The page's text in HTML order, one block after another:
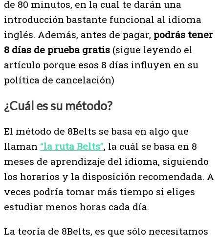
de 80 minutos, en la cual te darán una
introducción bastante funcional al idioma
inglés. Además, antes de pagar, podrás tener
8 días de prueba gratis (sigue leyendo el
artículo porque esos 8 días influyen en su
política de cancelación)
¿Cuál es su método?
El método de 8Belts se basa en algo que
llaman “la ruta Belts”, la cuál se basa en 8
meses de aprendizaje del idioma, siguiendo
los horarios y la disposición recomendada. A
veces podría tomar más tiempo si eliges
estudiar menos horas cada día.
La teoría de 8Belts, es que sólo necesitamos